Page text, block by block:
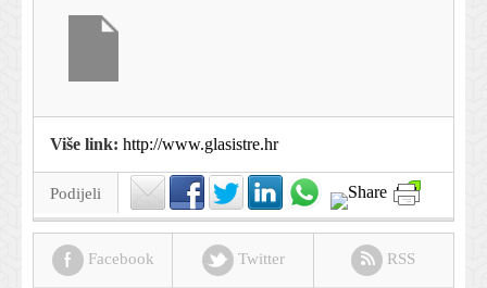
Više link: http://www.glasistre.hr
Podijeli
Facebook Twitter RSS